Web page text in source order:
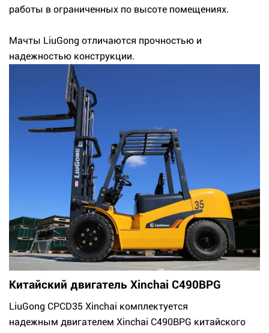
работы в ограниченных по высоте помещениях.
Мачты LiuGong отличаются прочностью и
надежностью конструкции.
Китайский двигатель Xinchai C490BPG
LiuGong CPCD35 Xinchai комплектуется
надежным двигателем Xinchai C490BPG китайского